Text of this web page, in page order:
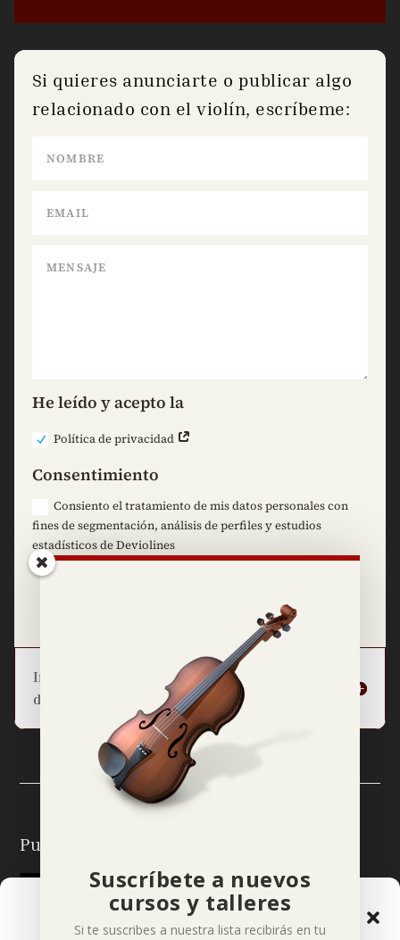
Gestionar el Consentimiento
de las Cookies
Si quieres anunciarte o publicar algo
relacionado con el violín, escríbeme:
He leído y acepto la
Política de privacidad
Consentimiento
Consiento el tratamiento de mis datos personales con
fines de segmentación, análisis de perfiles y estudios
estadísticos de Deviolines
Información básica sobre la protección
de datos
Puedes seguirme en:
Suscríbete a nuevos
cursos y talleres
Si te suscribes a nuestra lista recibirás en tu